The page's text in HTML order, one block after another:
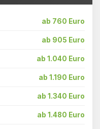
ab 760 Euro
ab 905 Euro
ab 1.040 Euro
ab 1.190 Euro
ab 1.340 Euro
ab 1.480 Euro